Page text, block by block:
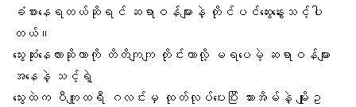
ခံစားနေရတယ်ဆိုရင် ဆရာဝန်များနဲ့ တိုင်ပင်ဆွေးနွေးသင့်ပါ
တယ်။
သွေးဆုံးနေလားဆိုတာကို တိတိကျကျ တိုင်းတာလို့ မရပေမဲ့ ဆရာဝန်များ
အနေနဲ့ သင့်ရဲ့
သွေးထဲက ပီကျူထရီ ဂလင်းမှ ထုတ်လုပ်ပေးပြီး သားအိမ်နဲ့ မျိုးဥ